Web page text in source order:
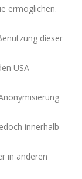
ermöglichen.
dieser
USA
innerhalb
in anderen